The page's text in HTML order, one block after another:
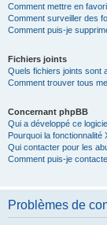
Comment mettre en
Comment surveiller des
Comment puis-je
Fichiers joints
Quels fichiers joints sont
Comment trouver tous
Concernant phpBB
Qui a développé ce
Pourquoi la fonctionnalité
Qui contacter pour les
Comment puis-je
Problèmes de